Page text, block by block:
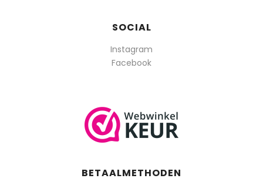
SOCIAL
Instagram
Facebook
BETAALMETHODEN